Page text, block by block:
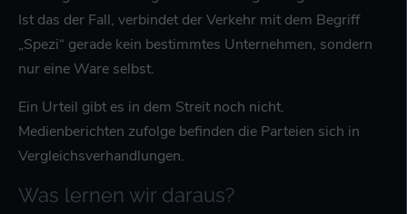
Ist das der Fall, verbindet der Verkehr mit dem Begriff
„Spezi“ gerade kein bestimmtes Unternehmen, sondern
nur eine Ware selbst.
Ein Urteil gibt es in dem Streit noch nicht.
Medienberichten zufolge befinden die Parteien sich in
Vergleichsverhandlungen.
Was lernen wir daraus?